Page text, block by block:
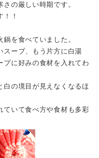
の厳しい時期です。
！
を食べていました。
スープ、もう片方に白湯
プに好みの食材を入れてわ
白の境目が見えなくなるほ
ていて食べ方や食材も多彩